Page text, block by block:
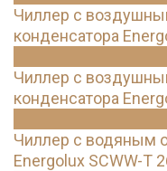
Чиллер с
конденсатора
Чиллер с
конденсатора
Чиллер с водяным
Energolux SCWW-T